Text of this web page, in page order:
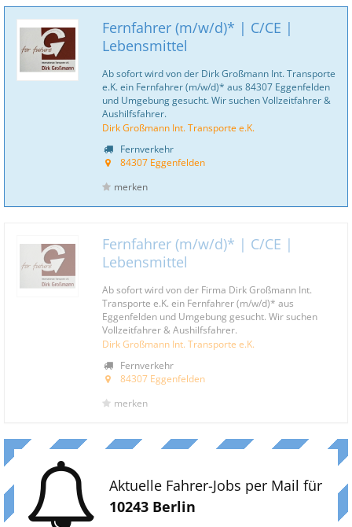
Fernfahrer (m/w/d)* | C/CE |
Lebensmittel
Ab sofort wird von der Dirk Großmann Int. Transporte
e.K. ein Fernfahrer (m/w/d)* aus 84307 Eggenfelden
und Umgebung gesucht. Wir suchen Vollzeitfahrer &
Aushilfsfahrer.
Dirk Großmann Int. Transporte e.K.
Fernverkehr
84307 Eggenfelden
merken
Fernfahrer (m/w/d)* | C/CE |
Lebensmittel
Ab sofort wird von der Firma Dirk Großmann Int.
Transporte e.K. ein Fernfahrer (m/w/d)* aus
Eggenfelden und Umgebung gesucht. Wir suchen
Vollzeitfahrer & Aushilfsfahrer.
Dirk Großmann Int. Transporte e.K.
Fernverkehr
84307 Eggenfelden
merken
Aktuelle Fahrer-Jobs per Mail für
10243 Berlin